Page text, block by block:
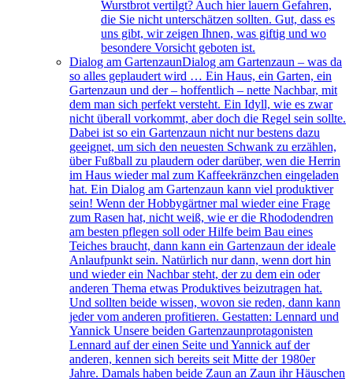
Wurstbrot vertilgt? Auch hier lauern Gefahren,
die Sie nicht unterschätzen sollten. Gut, dass es
uns gibt, wir zeigen Ihnen, was giftig und wo
besondere Vorsicht geboten ist.
Dialog am GartenzaunDialog am Gartenzaun – was da
so alles geplaudert wird … Ein Haus, ein Garten, ein
Gartenzaun und der – hoffentlich – nette Nachbar, mit
dem man sich perfekt versteht. Ein Idyll, wie es zwar
nicht überall vorkommt, aber doch die Regel sein sollte.
Dabei ist so ein Gartenzaun nicht nur bestens dazu
geeignet, um sich den neuesten Schwank zu erzählen,
über Fußball zu plaudern oder darüber, wen die Herrin
im Haus wieder mal zum Kaffeekränzchen eingeladen
hat. Ein Dialog am Gartenzaun kann viel produktiver
sein! Wenn der Hobbygärtner mal wieder eine Frage
zum Rasen hat, nicht weiß, wie er die Rhododendren
am besten pflegen soll oder Hilfe beim Bau eines
Teiches braucht, dann kann ein Gartenzaun der ideale
Anlaufpunkt sein. Natürlich nur dann, wenn dort hin
und wieder ein Nachbar steht, der zu dem ein oder
anderen Thema etwas Produktives beizutragen hat.
Und sollten beide wissen, wovon sie reden, dann kann
jeder vom anderen profitieren. Gestatten: Lennard und
Yannick Unsere beiden Gartenzaunprotagonisten
Lennard auf der einen Seite und Yannick auf der
anderen, kennen sich bereits seit Mitte der 1980er
Jahre. Damals haben beide Zaun an Zaun ihr Häuschen